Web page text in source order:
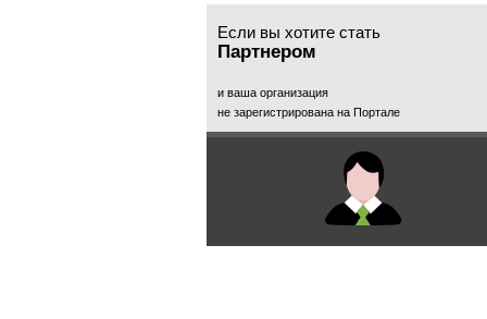
Если вы хотите стать
Партнером
и ваша организация
не зарегистрирована на Портале